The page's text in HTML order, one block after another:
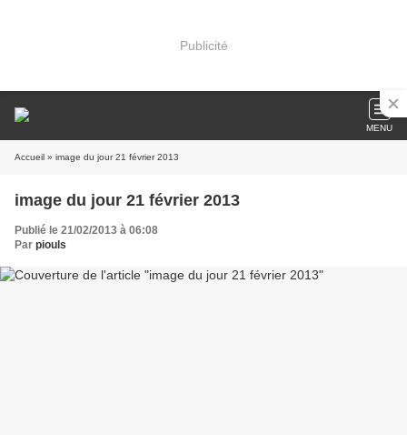
Publicité
MENU
Accueil » image du jour 21 février 2013
image du jour 21 février 2013
Publié le 21/02/2013 à 06:08
Par piouls